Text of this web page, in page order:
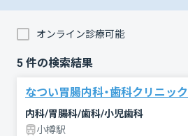
オンライン診療可能
5 件の検索結果
なつい胃腸内科・歯科クリニック
内科/胃腸科/歯科/小児歯科
小樽駅